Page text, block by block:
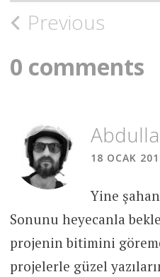
Post
navigation
Previous
0 comments
18 OCAK
Yine
Sonunu heyecanla
projenin bitimini
projelerle güzel